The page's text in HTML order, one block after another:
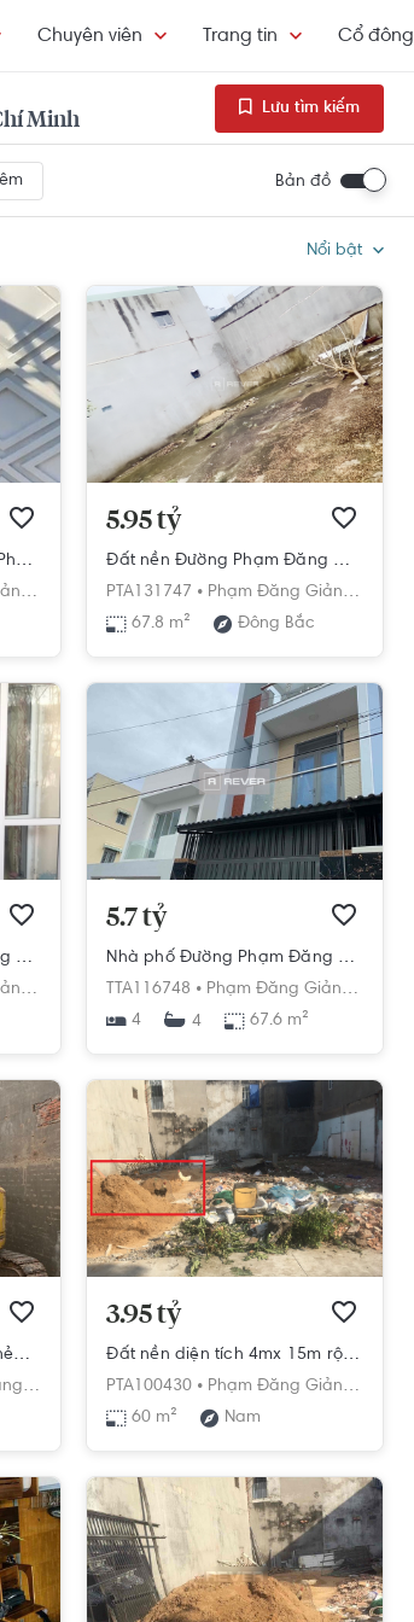
Chuyên viên Trang tin Cổ đông
Minh
Lưu tìm kiếm
Bản đồ
Nổi bật
Nhà hẻm xe tải lớn đường Phạm Đăng Giảng diện tích đất 69.2m2 rộng thoáng.
Bình Hưng Hòa, Bình Tân, Hồ Chí Minh
5.95 tỷ
Đất nền Đường Phạm Đăng Giảng diện tích 67.8m² hướng đông bắc pháp lý sổ hồng.
PTA131747 • Phạm Đăng Giảng,
67.8 m²
Đông Bắc
Nhà phố Đường Phạm Đăng Giảng 1 tầng diện tích 81.8m² hướng tây pháp lý sổ hồng.
Bình Hưng Hòa, Bình Tân, Hồ Chí Minh
5.7 tỷ
Nhà phố Đường Phạm Đăng Giảng 3 tầng diện tích 67.6m² hướng tây pháp lý sổ hồng.
TTA116748 • Phạm Đăng Giảng,
4
4 67.6 m²
Đất nền diện tích 43.3m2, hẻm 2 mặt tiền rộng 6m thông thoáng.
Bình Hưng Hòa, Bình Tân, Hồ Chí Minh
3.95 tỷ
Đất nền diện tích 4mx 15m rộng thoáng, đường rộng 5m thông tứ tung.
PTA100430 • Phạm Đăng Giảng,
60 m²
Nam